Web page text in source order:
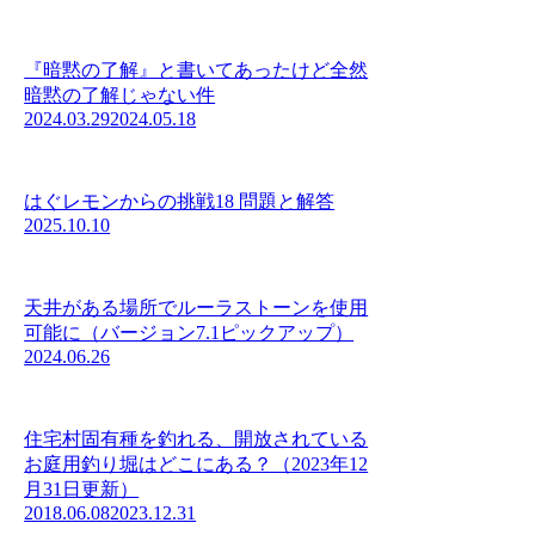
『暗黙の了解』と書いてあったけど全然
暗黙の了解じゃない件
2024.03.292024.05.18
はぐレモンからの挑戦18 問題と解答
2025.10.10
天井がある場所でルーラストーンを使用
可能に（バージョン7.1ピックアップ）
2024.06.26
住宅村固有種を釣れる、開放されている
お庭用釣り堀はどこにある？（2023年12
月31日更新）
2018.06.082023.12.31